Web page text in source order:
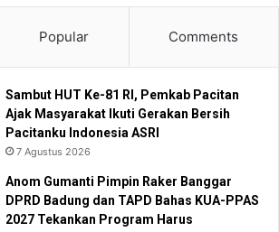
Popular Comments
Sambut HUT Ke-81 RI, Pemkab Pacitan
Ajak Masyarakat Ikuti Gerakan Bersih
Pacitanku Indonesia ASRI
7 Agustus 2026
Anom Gumanti Pimpin Raker Banggar
DPRD Badung dan TAPD Bahas KUA-PPAS
2027 Tekankan Program Harus